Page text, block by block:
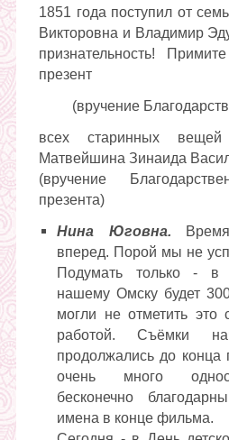
1851 года поступил от
Викторовна и Владимир
признательность!
презент
(вручение
всех старинных
Матвейшина Зинаида
(вручение
презента)
Нина Юговна.
вперед. Порой мы не
Подумать только - в
нашему Омску будет
могли не отметить
работой. Съёмки
продолжались до
очень много
бесконечно
имена в конце фильма.